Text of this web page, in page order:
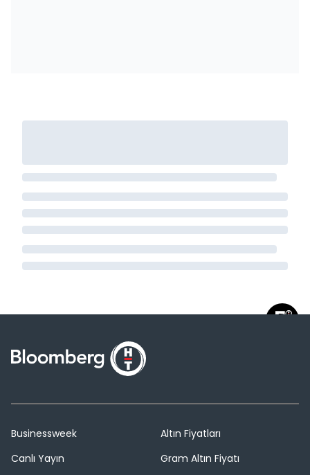
Businessweek
Canlı Yayın
Altın Fiyatları
Gram Altın Fiyatı